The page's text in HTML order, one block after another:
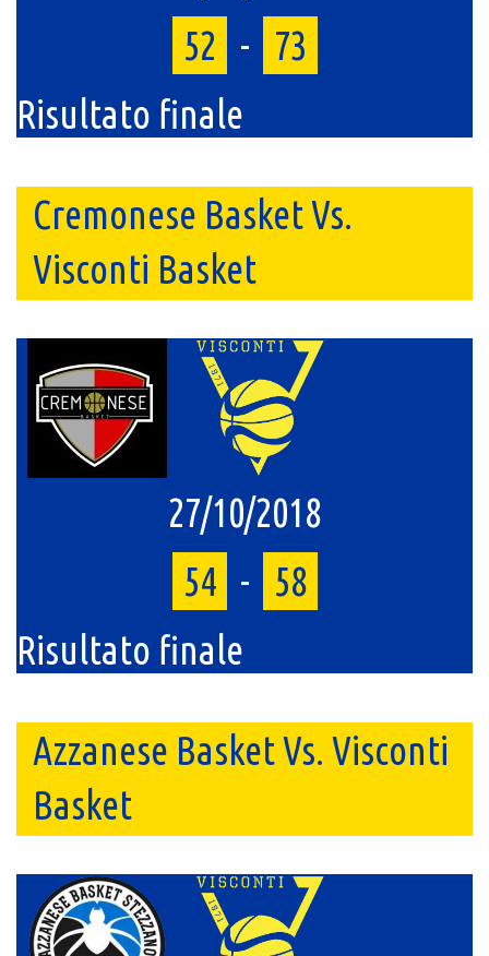
52
-
73
Risultato finale
Cremonese Basket Vs.
Visconti Basket
27/10/2018
54 -
58
Risultato finale
Azzanese Basket Vs. Visconti
Basket